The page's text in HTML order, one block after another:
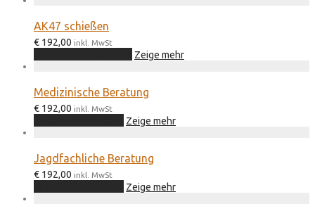
AK47 schießen
€ 192,00 inkl. MwSt
Dieses
Produkt
Varianten
Die
auf
der
gewählt
Zeige mehr
Medizinische Beratung
€ 192,00 inkl. MwSt
Zeige mehr
Jagdfachliche Beratung
€ 192,00 inkl. MwSt
Zeige mehr